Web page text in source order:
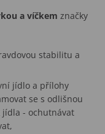
a víčkem značky
stabilitu a
jídlo a přílohy
se s odlišnou
- ochutnávat